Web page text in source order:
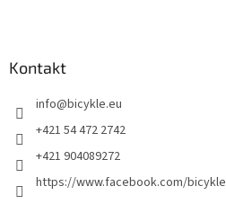
Kontakt
info@bicykle.eu
+421 54 472 2742
+421 904089272
https://www.facebook.com/bicykle